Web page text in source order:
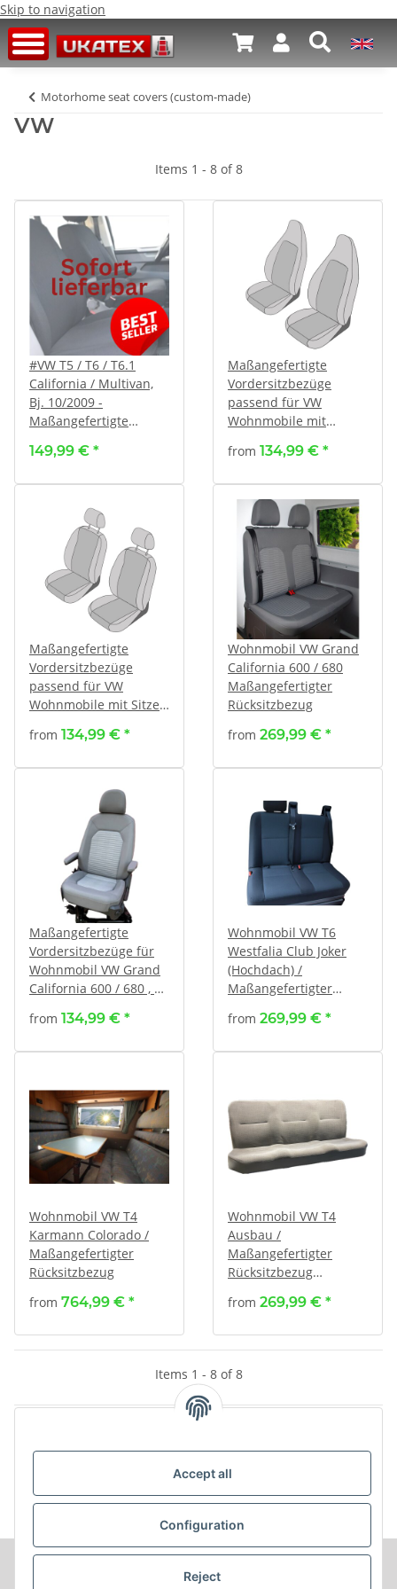
Skip to navigation
Accept all
Configuration
Reject
Motorhome seat covers (custom-made)
VW
Items 1 - 8 of 8
#VW T5 / T6 / T6.1
California / Multivan,
Bj. 10/2009 -
Maßangefertigte
Stoff schwarz / Stoff
149,99 € *
Maßangefertigte
Vordersitzbezüge
passend für VW
Wohnmobile mit
from 134,99 € *
Maßangefertigte
Vordersitzbezüge
passend für VW
Wohnmobile mit Sitzen
Kopfstützen
from 134,99 € *
Wohnmobil VW Grand
California 600 / 680
Maßangefertigter
Rücksitzbezug
from 269,99 € *
Maßangefertigte
Vordersitzbezüge für
Wohnmobil VW Grand
California 600 / 680 , ab
from 134,99 € *
Wohnmobil VW T6
Westfalia Club Joker
(Hochdach) /
Maßangefertigter
from 269,99 € *
Wohnmobil VW T4
Karmann Colorado /
Maßangefertigter
Rücksitzbezug
from 764,99 € *
Wohnmobil VW T4
Ausbau /
Maßangefertigter
Rücksitzbezug
durchgehend und
from 269,99 € *
Items 1 - 8 of 8